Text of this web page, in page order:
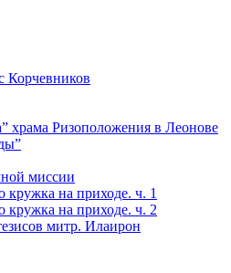
Корчевников
храма Ризоположения в Леонове
миссии
кружка на приходе. ч. 1
кружка на приходе. ч. 2
митр. Илаирон